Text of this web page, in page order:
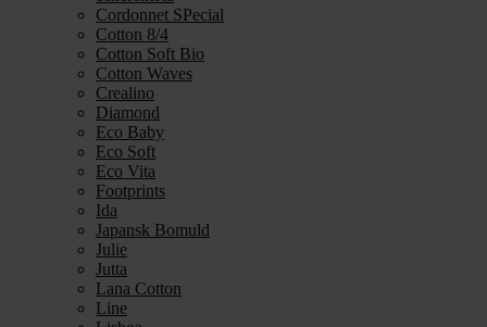
Cordonnet SPecial
Cotton 8/4
Cotton Soft Bio
Cotton Waves
Crealino
Diamond
Eco Baby
Eco Soft
Eco Vita
Footprints
Ida
Japansk Bomuld
Julie
Jutta
Lana Cotton
Line